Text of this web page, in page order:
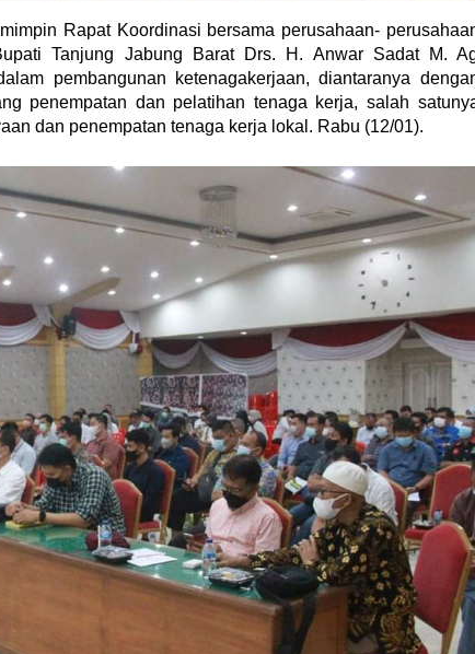
Rapat Koordinasi bersama perusahaan-
Tanjung Jabung Barat Drs. H. Anwar Sadat M.
pembangunan ketenagakerjaan, diantaranya
penempatan dan pelatihan tenaga kerja, salah
dan penempatan tenaga kerja lokal. Rabu (12/01).